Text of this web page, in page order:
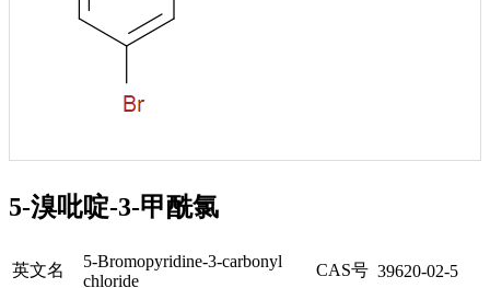
5-溴吡啶-3-甲酰氯
英文名
5-Bromopyridine-3-carbonyl
chloride
CAS号 39620-02-5